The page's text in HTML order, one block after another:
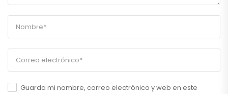
Guarda mi nombre, correo electrónico y web en este